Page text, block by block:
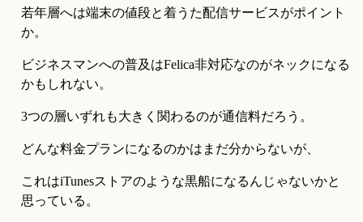
若年層へは端末の値段と着うた配信サービスがポイント
か。
ビジネスマンへの普及はFelica非対応なのがネックになる
かもしれない。
3つの層いずれも大きく関わるのが通信料だろう。
どんな料金プランになるのかはまだ分からないが、
これはiTunesストアのような黒船になるんじゃないかと
思っている。